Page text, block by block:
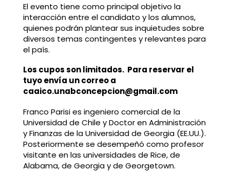
El evento tiene como principal objetivo la
interacción entre el candidato y los alumnos,
quienes podrán plantear sus inquietudes sobre
diversos temas contingentes y relevantes para
el país.
Los cupos son limitados. Para reservar el
tuyo envía un correo a
caaico.unabconcepcion@gmail.com
Franco Parisi es ingeniero comercial de la
Universidad de Chile y Doctor en Administración
y Finanzas de la Universidad de Georgia (EE.UU.).
Posteriormente se desempeñó como profesor
visitante en las universidades de Rice, de
Alabama, de Georgia y de Georgetown.